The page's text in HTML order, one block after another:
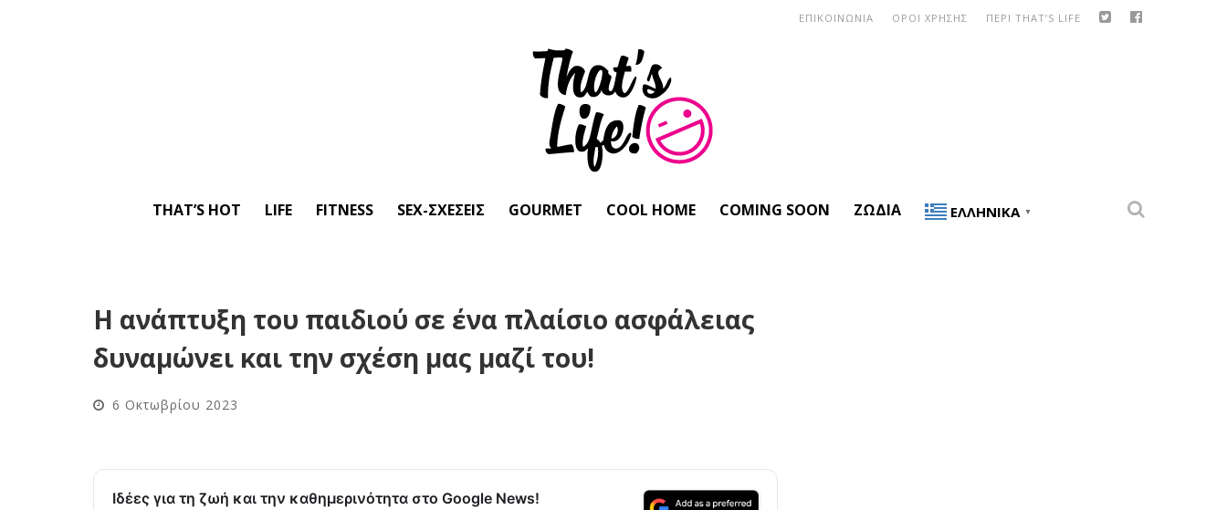
ΠΕΡΙ THAT’S LIFE
ΟΡΟΙ ΧΡΗΣΗΣ
ΕΠΙΚΟΙΝΩΝΙΑ
THAT’S HOT LIFE FITNESS SEX-ΣΧΈΣΕΙΣ GOURMET COOL HOME COMING SOON ΖΏΔΙΑ ΕΛΛΗΝΙΚΆ ▼
Η ανάπτυξη του παιδιού σε ένα πλαίσιο ασφάλειας
δυναμώνει και την σχέση μας μαζί του!
6 Οκτωβρίου 2023
Ιδέες για τη ζωή και την καθημερινότητα στο Google News!